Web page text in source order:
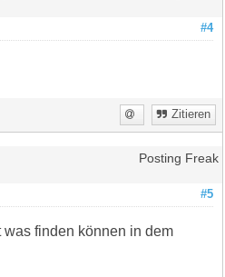
#4
Zitieren
Posting Freak
#5
was finden können in dem